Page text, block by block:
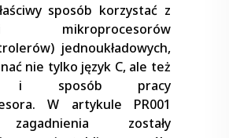
sposób korzystać z
mikroprocesorów
jednoukładowych,
nie tylko język C, ale też
i sposób pracy
W artykule PR001
zostały